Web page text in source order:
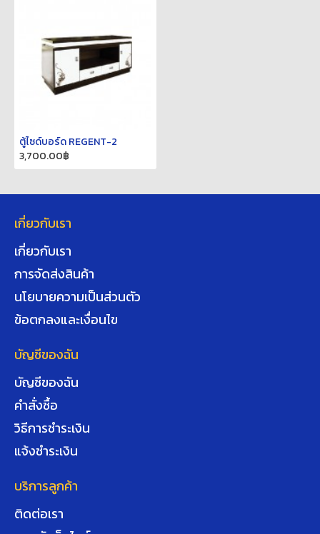
ตู้ไซด์บอร์ด REGENT-2
3,700.00฿
เกี่ยวกับเรา
เกี่ยวกับเรา
การจัดส่งสินค้า
นโยบายความเป็นส่วนตัว
ข้อตกลงและเงื่อนไข
บัญชีของฉัน
บัญชีของฉัน
คำสั่งซื้อ
วิธีการชำระเงิน
แจ้งชำระเงิน
บริการลูกค้า
ติดต่อเรา